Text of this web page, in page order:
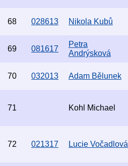
68 028613 Nikola Kubů
69 081617
Petra
Andrýsková
70 032013 Adam Bělunek
71 Kohl Michael
72 021317 Lucie Vočadlová